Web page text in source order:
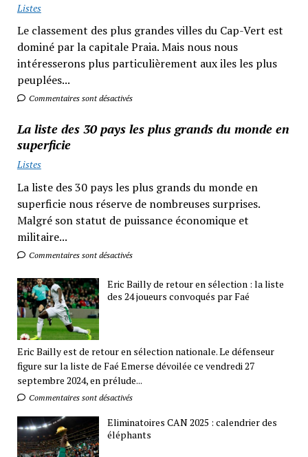
Listes
Le classement des plus grandes villes du Cap-Vert est
dominé par la capitale Praia. Mais nous nous
intéresserons plus particulièrement aux iles les plus
peuplées...
Commentaires sont désactivés
La liste des 30 pays les plus grands du monde en
superficie
Listes
La liste des 30 pays les plus grands du monde en
superficie nous réserve de nombreuses surprises.
Malgré son statut de puissance économique et
militaire...
Commentaires sont désactivés
Eric Bailly de retour en sélection : la liste
des 24 joueurs convoqués par Faé
Eric Bailly est de retour en sélection nationale. Le défenseur
figure sur la liste de Faé Emerse dévoilée ce vendredi 27
septembre 2024, en prélude...
Commentaires sont désactivés
Eliminatoires CAN 2025 : calendrier des
éléphants